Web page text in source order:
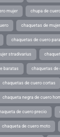
mujer chupa de
chaquetas de
chaquetas de cuero
stradivarius
baratas chaquetas de
chaquetas de cuero cortas
chaqueta negra de cuero
de cuero precio
chaqueta de cuero moto